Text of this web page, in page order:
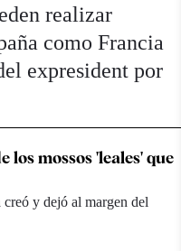
realizar
como Francia
expresident por
los mossos 'leales' que
y dejó al margen del